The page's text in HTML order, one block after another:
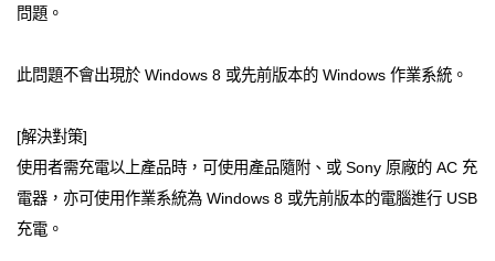
問題。
此問題不會出現於 Windows 8 或先前版本的 Windows 作業系統。
[解決對策]
使用者需充電以上產品時，可使用產品隨附、或 Sony 原廠的 AC 充
電器，亦可使用作業系統為 Windows 8 或先前版本的電腦進行 USB
充電。